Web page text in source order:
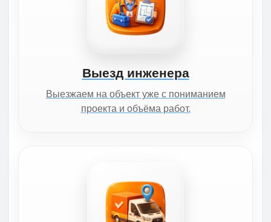
Выезд инженера
Выезжаем на объект уже с пониманием
проекта и объёма работ.